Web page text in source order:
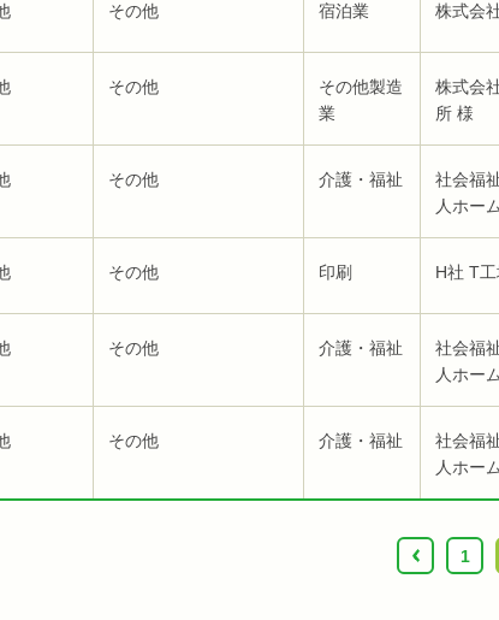
その他 宿泊業 株式会
その他
その他製造
業
株式会
所 様
その他 介護・福祉
社会福
人ホー
その他 印刷 H社 T
その他 介護・福祉
社会福
人ホー
その他 介護・福祉
社会福
人ホー
‹ 1